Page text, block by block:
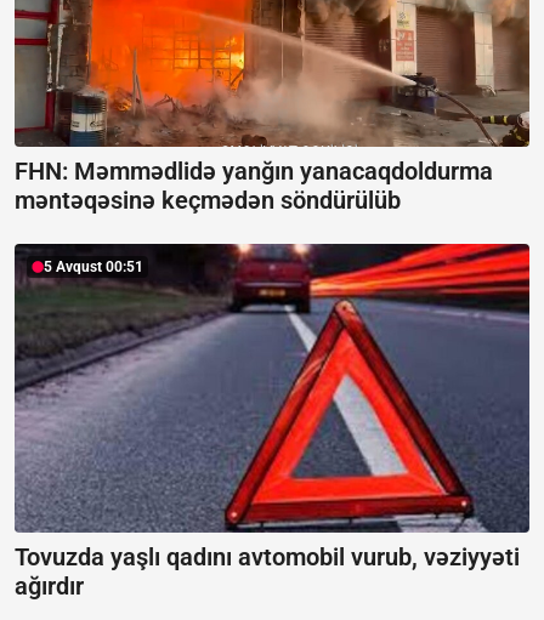
FHN: Məmmədlidə yanğın yanacaqdoldurma
məntəqəsinə keçmədən söndürülüb
5 Avqust 00:51
Tovuzda yaşlı qadını avtomobil vurub, vəziyyəti
ağırdır